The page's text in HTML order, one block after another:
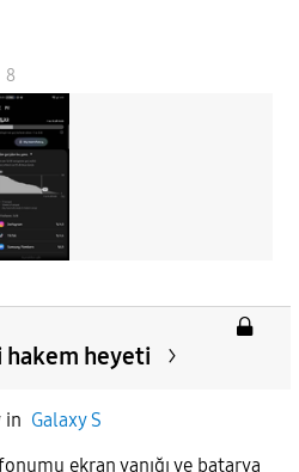
8
hakem heyeti
in Galaxy S
ekran yanığı ve batarya